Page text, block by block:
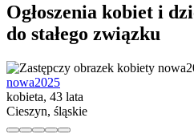
Ogłoszenia kobiet i
do stałego związku
nowa2025
kobieta, 43 lata
Cieszyn, śląskie